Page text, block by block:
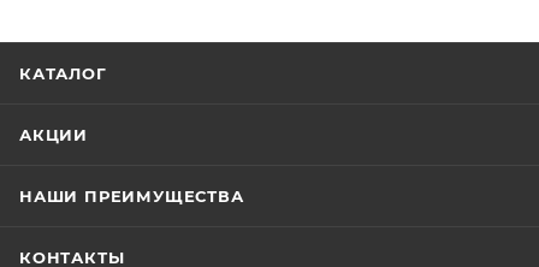
КАТАЛОГ
АКЦИИ
НАШИ ПРЕИМУЩЕСТВА
КОНТАКТЫ